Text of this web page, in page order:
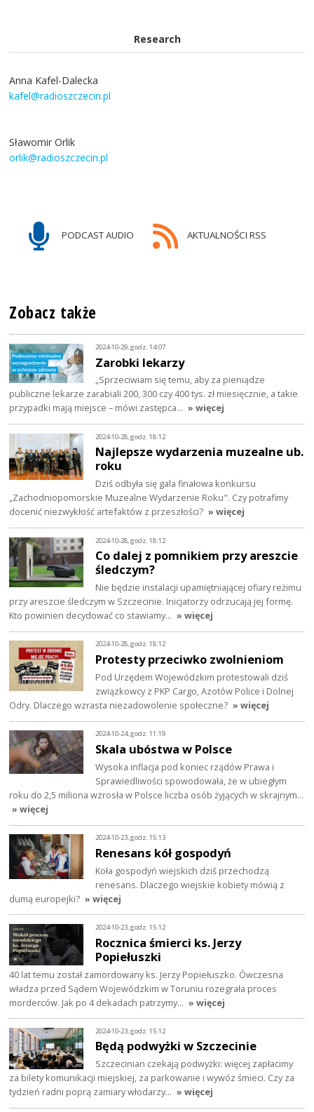
Research
Anna Kafel-Dalecka
kafel@radioszczecin.pl
Sławomir Orlik
orlik@radioszczecin.pl
PODCAST AUDIO AKTUALNOŚCI RSS
Zobacz także
2024-10-29, godz. 14:07
Zarobki lekarzy
„Sprzeciwiam się temu, aby za pieniądze
publiczne lekarze zarabiali 200, 300 czy 400 tys. zł miesięcznie, a takie
przypadki mają miejsce – mówi zastępca… » więcej
2024-10-28, godz. 18:12
Najlepsze wydarzenia muzealne ub.
roku
Dziś odbyła się gala finałowa konkursu
„Zachodniopomorskie Muzealne Wydarzenie Roku". Czy potrafimy
docenić niezwykłość artefaktów z przeszłości? » więcej
2024-10-28, godz. 18:12
Co dalej z pomnikiem przy areszcie
śledczym?
Nie będzie instalacji upamiętniającej ofiary reżimu
przy areszcie śledczym w Szczecinie. Inicjatorzy odrzucają jej formę.
Kto powinien decydować co stawiamy… » więcej
2024-10-28, godz. 18:12
Protesty przeciwko zwolnieniom
Pod Urzędem Wojewódzkim protestowali dziś
związkowcy z PKP Cargo, Azotów Police i Dolnej
Odry. Dlaczego wzrasta niezadowolenie społeczne? » więcej
2024-10-24, godz. 11:19
Skala ubóstwa w Polsce
Wysoka inflacja pod koniec rządów Prawa i
Sprawiedliwości spowodowała, że w ubiegłym
roku do 2,5 miliona wzrosła w Polsce liczba osób żyjących w skrajnym…
» więcej
2024-10-23, godz. 15:13
Renesans kół gospodyń
Koła gospodyń wiejskich dziś przechodzą
renesans. Dlaczego wiejskie kobiety mówią z
dumą europejki? » więcej
2024-10-23, godz. 15:12
Rocznica śmierci ks. Jerzy
Popiełuszki
40 lat temu został zamordowany ks. Jerzy Popiełuszko. Ówczesna
władza przed Sądem Wojewódzkim w Toruniu rozegrała proces
morderców. Jak po 4 dekadach patrzymy… » więcej
2024-10-23, godz. 15:12
Będą podwyżki w Szczecinie
Szczecinian czekają podwyżki: więcej zapłacimy
za bilety komunikacji miejskiej, za parkowanie i wywóz śmieci. Czy za
tydzień radni poprą zamiary włodarzy… » więcej